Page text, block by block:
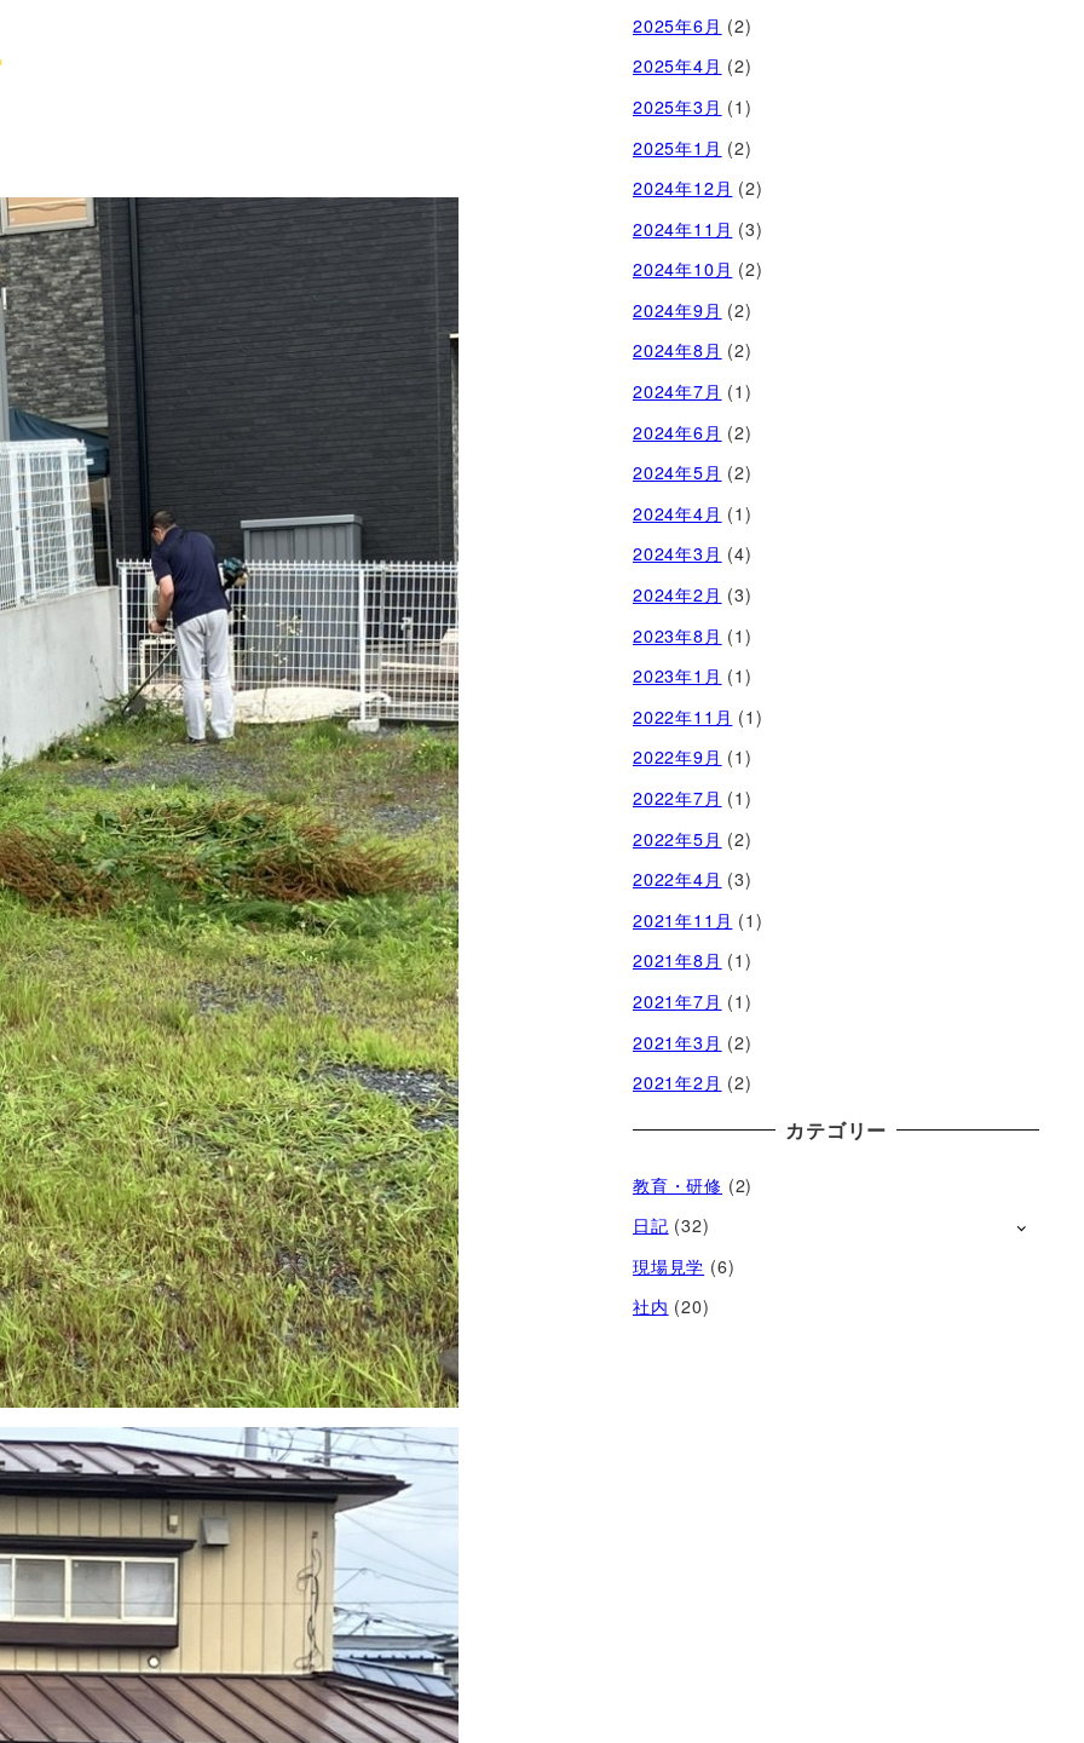
2025年6月 (2)
2025年4月 (2)
2025年3月 (1)
2025年1月 (2)
2024年12月 (2)
2024年11月 (3)
2024年10月 (2)
2024年9月 (2)
2024年8月 (2)
2024年7月 (1)
2024年6月 (2)
2024年5月 (2)
2024年4月 (1)
2024年3月 (4)
2024年2月 (3)
2023年8月 (1)
2023年1月 (1)
2022年11月 (1)
2022年9月 (1)
2022年7月 (1)
2022年5月 (2)
2022年4月 (3)
2021年11月 (1)
2021年8月 (1)
2021年7月 (1)
2021年3月 (2)
2021年2月 (2)
カテゴリー
教育・研修 (2)
日記 (32)
現場見学 (6)
社内 (20)